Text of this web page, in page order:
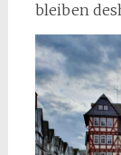
bleiben